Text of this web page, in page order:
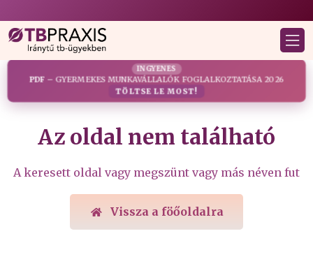
INGYENES
PDF – GYERMEKES MUNKAVÁLLALÓK FOGLALKOZTATÁSA 2026
TÖLTSE LE MOST!
Hiba
Az oldal nem található
A keresett oldal vagy megszünt vagy más néven fut
Vissza a föőoldalra